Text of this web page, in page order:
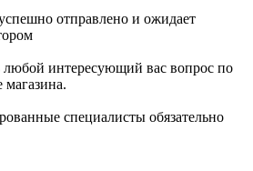
отправлено и ожидает
любой интересующий вас вопрос по
магазина.
специалисты обязательно